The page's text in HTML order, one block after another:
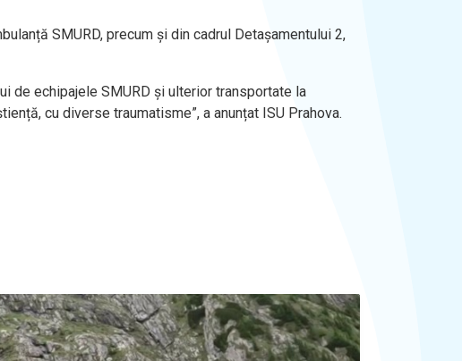
SMURD, precum și din cadrul Detașamentului 2,
de echipajele SMURD și ulterior transportate la
cu diverse traumatisme”, a anunțat ISU Prahova.